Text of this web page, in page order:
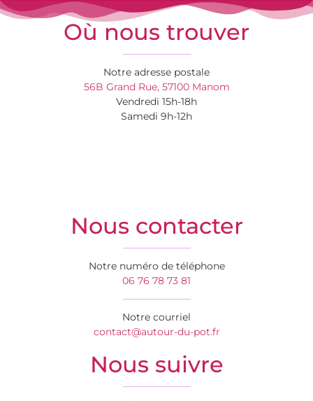
Où nous trouver
Notre adresse postale
56B Grand Rue, 57100 Manom
Vendredi 15h-18h
Samedi 9h-12h
Nous contacter
Notre numéro de téléphone
06 76 78 73 81
Notre courriel
contact@autour-du-pot.fr
Nous suivre